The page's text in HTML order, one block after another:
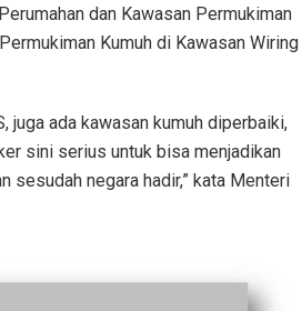
dan Kawasan Permukiman
Kumuh di Kawasan Wiring
juga ada kawasan kumuh diperbaiki,
sini serius untuk bisa menjadikan
sesudah negara hadir,” kata Menteri